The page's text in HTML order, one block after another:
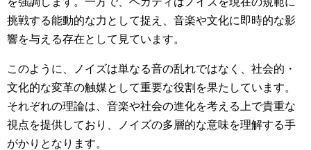
挑戦する能動的な力として捉え、音楽や文化に即時的な影
響を与える存在として見ています。
このように、ノイズは単なる音の乱れではなく、社会的・
文化的な変革の触媒として重要な役割を果たしています。
それぞれの理論は、音楽や社会の進化を考える上で貴重な
視点を提供しており、ノイズの多層的な意味を理解する手
がかりとなります。